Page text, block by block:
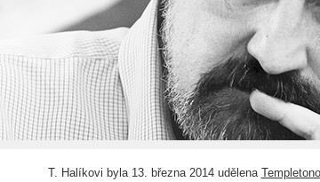
T. Halíkovi byla 13. března 2014 udělena